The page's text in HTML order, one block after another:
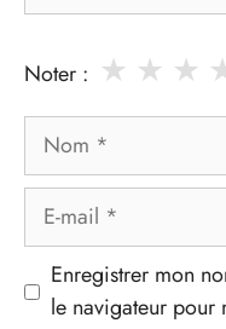
Noter : ★
★
★
Nom
Enregistrer mon
le navigateur pour